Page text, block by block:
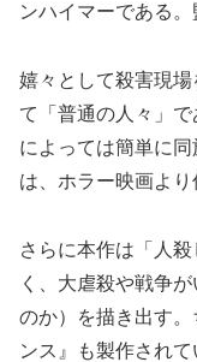
ンハイマーである。
嬉々として殺害現
て「普通の人々」
によっては簡単に
は、ホラー映画より
さらに本作は「人
く、大虐殺や戦争
のか）を描き出す
ンス』も製作され